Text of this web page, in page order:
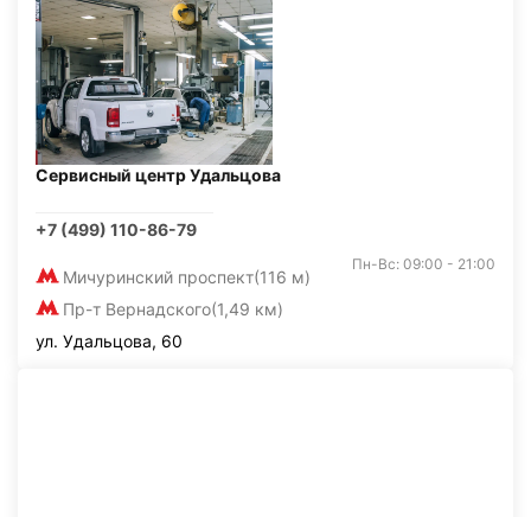
Сервисный центр Удальцова
+7 (499) 110-86-79
Мичуринский проспект(116 м)
Пр-т Вернадского(1,49 км)
Пн-Вс: 09:00 - 21:00
ул. Удальцова, 60